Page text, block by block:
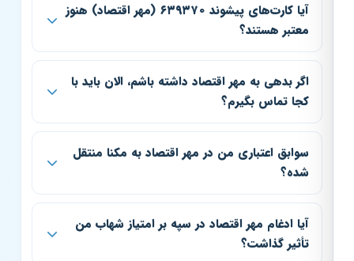
آیا کارت‌های پیشوند ۶۳۹۳۷۰ (مهر اقتصاد) هنوز
معتبر هستند؟
اگر بدهی به مهر اقتصاد داشته باشم، الان باید با
کجا تماس بگیرم؟
سوابق اعتباری من در مهر اقتصاد به مکنا منتقل
شده؟
آیا ادغام مهر اقتصاد در سپه بر امتیاز شهاب من
تأثیر گذاشت؟